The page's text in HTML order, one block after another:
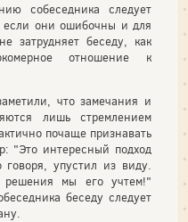
собеседника следует
если они ошибочны и для
затрудняет беседу, как
отношение к
что замечания и
лишь стремлением
почаще признавать
"Это интересный подход
упустил из виду.
решения мы его учтем!"
беседу следует